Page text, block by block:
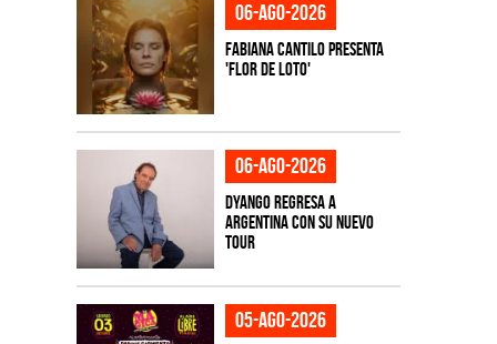
06-ago-2026
Fabiana Cantilo presenta
'Flor de Loto'
06-ago-2026
Dyango regresa a
Argentina con su nuevo
tour
05-ago-2026